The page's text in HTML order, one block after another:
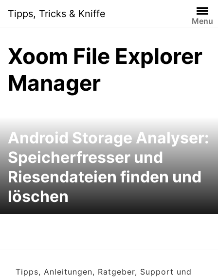
content
Tipps, Tricks & Kniffe
Menu
Xoom File Explorer
Manager
Android Storage Analyser:
Speicherfresser und
Riesendateien finden und
löschen
Tipps, Anleitungen, Ratgeber, Support und